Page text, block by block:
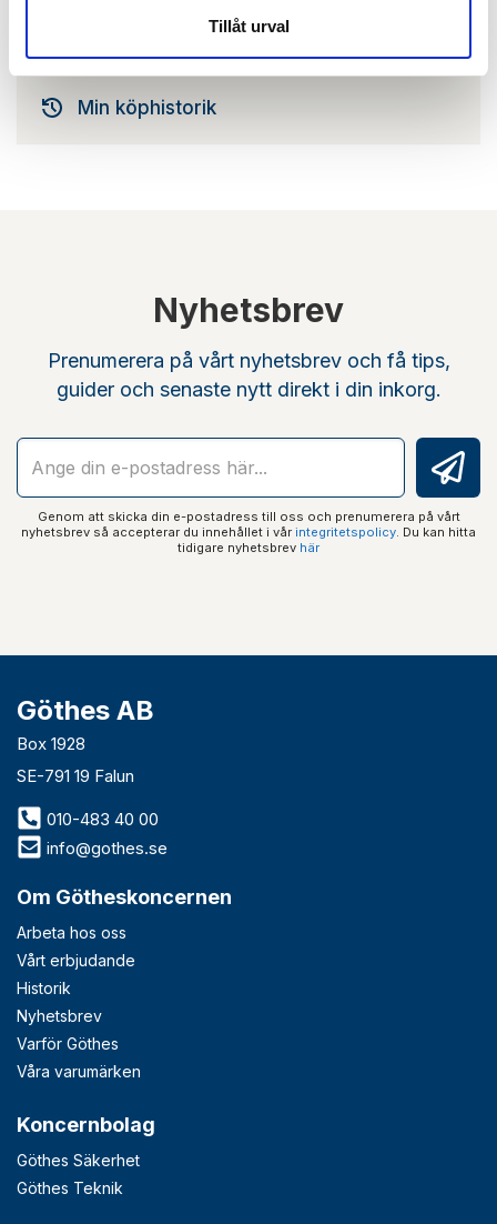
Tillåt urval
Kombinera med
Min köphistorik
Nyhetsbrev
Prenumerera på vårt nyhetsbrev och få tips,
guider och senaste nytt direkt i din inkorg.
Genom att skicka din e-postadress till oss och prenumerera på vårt
nyhetsbrev så accepterar du innehållet i vår integritetspolicy. Du kan hitta
tidigare nyhetsbrev här
Göthes AB
Box 1928
SE-791 19 Falun
010-483 40 00
info@gothes.se
Om Götheskoncernen
Arbeta hos oss
Vårt erbjudande
Historik
Nyhetsbrev
Varför Göthes
Våra varumärken
Koncernbolag
Göthes Säkerhet
Göthes Teknik